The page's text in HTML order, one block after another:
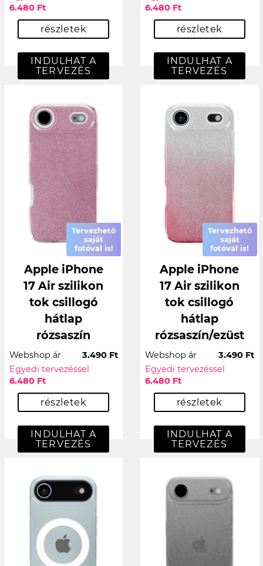
6.480 Ft
részletek
INDULHAT A
TERVEZÉS
6.480 Ft
részletek
INDULHAT A
TERVEZÉS
Tervezhető
saját
fotóval is!
Apple iPhone
17 Air szilikon
tok csillogó
hátlap
rózsaszín
Webshop ár
3.490 Ft
Egyedi tervezéssel
6.480 Ft
részletek
INDULHAT A
TERVEZÉS
Tervezhető
saját
fotóval is!
Apple iPhone
17 Air szilikon
tok csillogó
hátlap
rózsaszín/ezüst
Webshop ár
3.490 Ft
Egyedi tervezéssel
6.480 Ft
részletek
INDULHAT A
TERVEZÉS